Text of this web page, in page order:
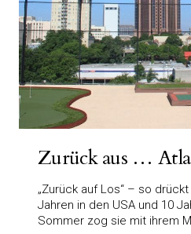
Zurück aus …
„Zurück auf Los“ – so
Jahren in den USA und 10
Sommer zog sie mit ihrem